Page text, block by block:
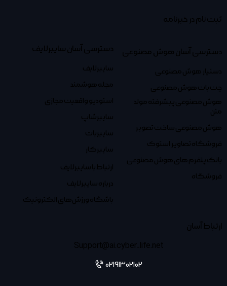
ثبت نام در خبرنامه
دسترسی آسان هوش مصنوعی
دستیار هوش مصنوعی
چت بات هوش مصنوعی
هوش مصنوعی پیشرفته مولد
متن
هوش مصنوعی ساخت تصویر
فروشگاه تصاویر استوک
بانک پتفرم های هوش مصنوعی
فروشگاه
دسترسی آسان سایبرلایف
سایبرلایف
مجله هوشمند
استودیو واقعیت مجازی
سایبرشاپ
سایبربات
سایبرکار
ارتباط با سایبرلایف
درباره سایبرلایف
باشگاه ورزش‌های الکترونیک
ارتباط آسان
Support@ai.cyber-life.net
02191302102